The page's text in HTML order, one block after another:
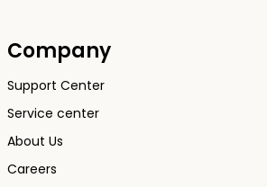
Company
Support Center
Service center
About Us
Careers